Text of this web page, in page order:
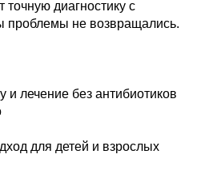
точную диагностику с
проблемы не возвращались.
и лечение без антибиотиков
для детей и взрослых